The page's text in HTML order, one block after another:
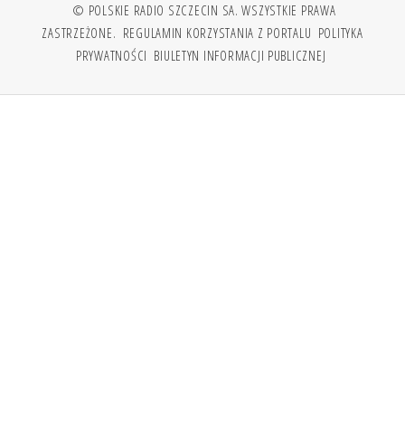
© POLSKIE RADIO SZCZECIN SA. WSZYSTKIE PRAWA
ZASTRZEŻONE. REGULAMIN KORZYSTANIA Z PORTALU POLITYKA
PRYWATNOŚCI BIULETYN INFORMACJI PUBLICZNEJ